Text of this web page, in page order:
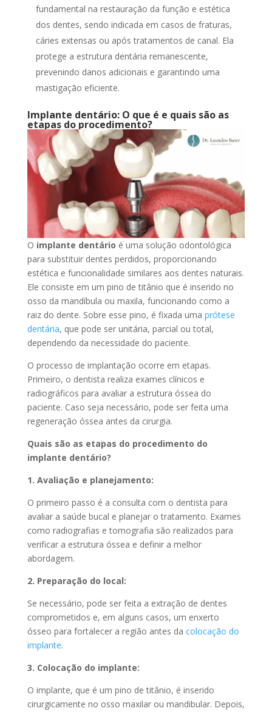
fundamental na restauração da função e estética
dos dentes, sendo indicada em casos de fraturas,
cáries extensas ou após tratamentos de canal. Ela
protege a estrutura dentária remanescente,
prevenindo danos adicionais e garantindo uma
mastigação eficiente.
Implante dentário: O que é e quais são as
etapas do procedimento?
O implante dentário é uma solução odontológica
para substituir dentes perdidos, proporcionando
estética e funcionalidade similares aos dentes naturais.
Ele consiste em um pino de titânio que é inserido no
osso da mandíbula ou maxila, funcionando como a
raiz do dente. Sobre esse pino, é fixada uma prótese
dentária, que pode ser unitária, parcial ou total,
dependendo da necessidade do paciente.
O processo de implantação ocorre em etapas.
Primeiro, o dentista realiza exames clínicos e
radiográficos para avaliar a estrutura óssea do
paciente. Caso seja necessário, pode ser feita uma
regeneração óssea antes da cirurgia.
Quais são as etapas do procedimento do
implante dentário?
1. Avaliação e planejamento:
O primeiro passo é a consulta com o dentista para
avaliar a saúde bucal e planejar o tratamento. Exames
como radiografias e tomografia são realizados para
verificar a estrutura óssea e definir a melhor
abordagem.
2. Preparação do local:
Se necessário, pode ser feita a extração de dentes
comprometidos e, em alguns casos, um enxerto
ósseo para fortalecer a região antes da colocação do
implante.
3. Colocação do implante:
O implante, que é um pino de titânio, é inserido
cirurgicamente no osso maxilar ou mandibular. Depois,